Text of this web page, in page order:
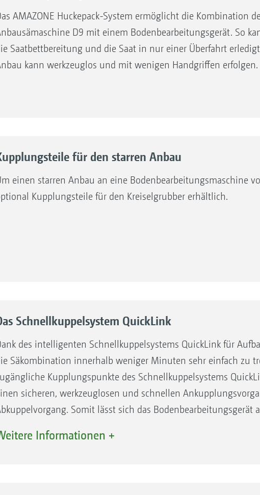
AMAZONE Huckepack-System ermöglicht die Kombination
D9 mit einem Bodenbearbeitungsgerät. So
Saatbettbereitung und die Saat in nur einer Überfahrt
kann werkzeuglos und mit wenigen Handgriffen erfolgen.
für den starren Anbau
einen starren Anbau an eine Bodenbearbeitungsmaschine
Kupplungsteile für den Kreiselgrubber erhältlich.
Schnellkuppelsystem QuickLink
des intelligenten Schnellkuppelsystems QuickLink für
Säkombination innerhalb weniger Minuten sehr einfach zu
Kupplungspunkte des Schnellkuppelsystems
sicheren, werkzeuglosen und schnellen
Somit lässt sich das Bodenbearbeitungsgerät
Informationen +